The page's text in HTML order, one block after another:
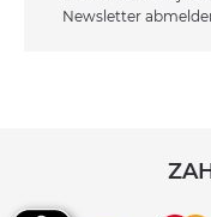
Newsletter